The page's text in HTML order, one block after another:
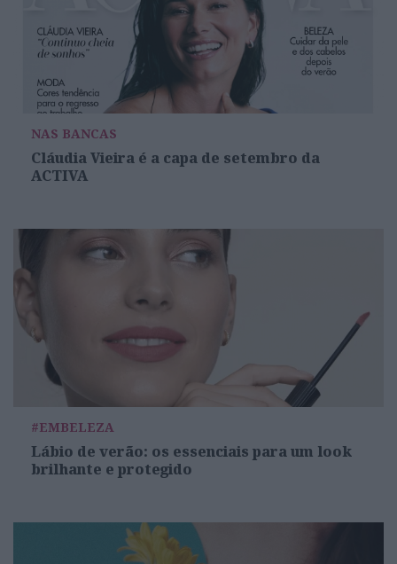
NAS BANCAS
Cláudia Vieira é a capa de setembro da
ACTIVA
#EMBELEZA
Lábio de verão: os essenciais para um look
brilhante e protegido